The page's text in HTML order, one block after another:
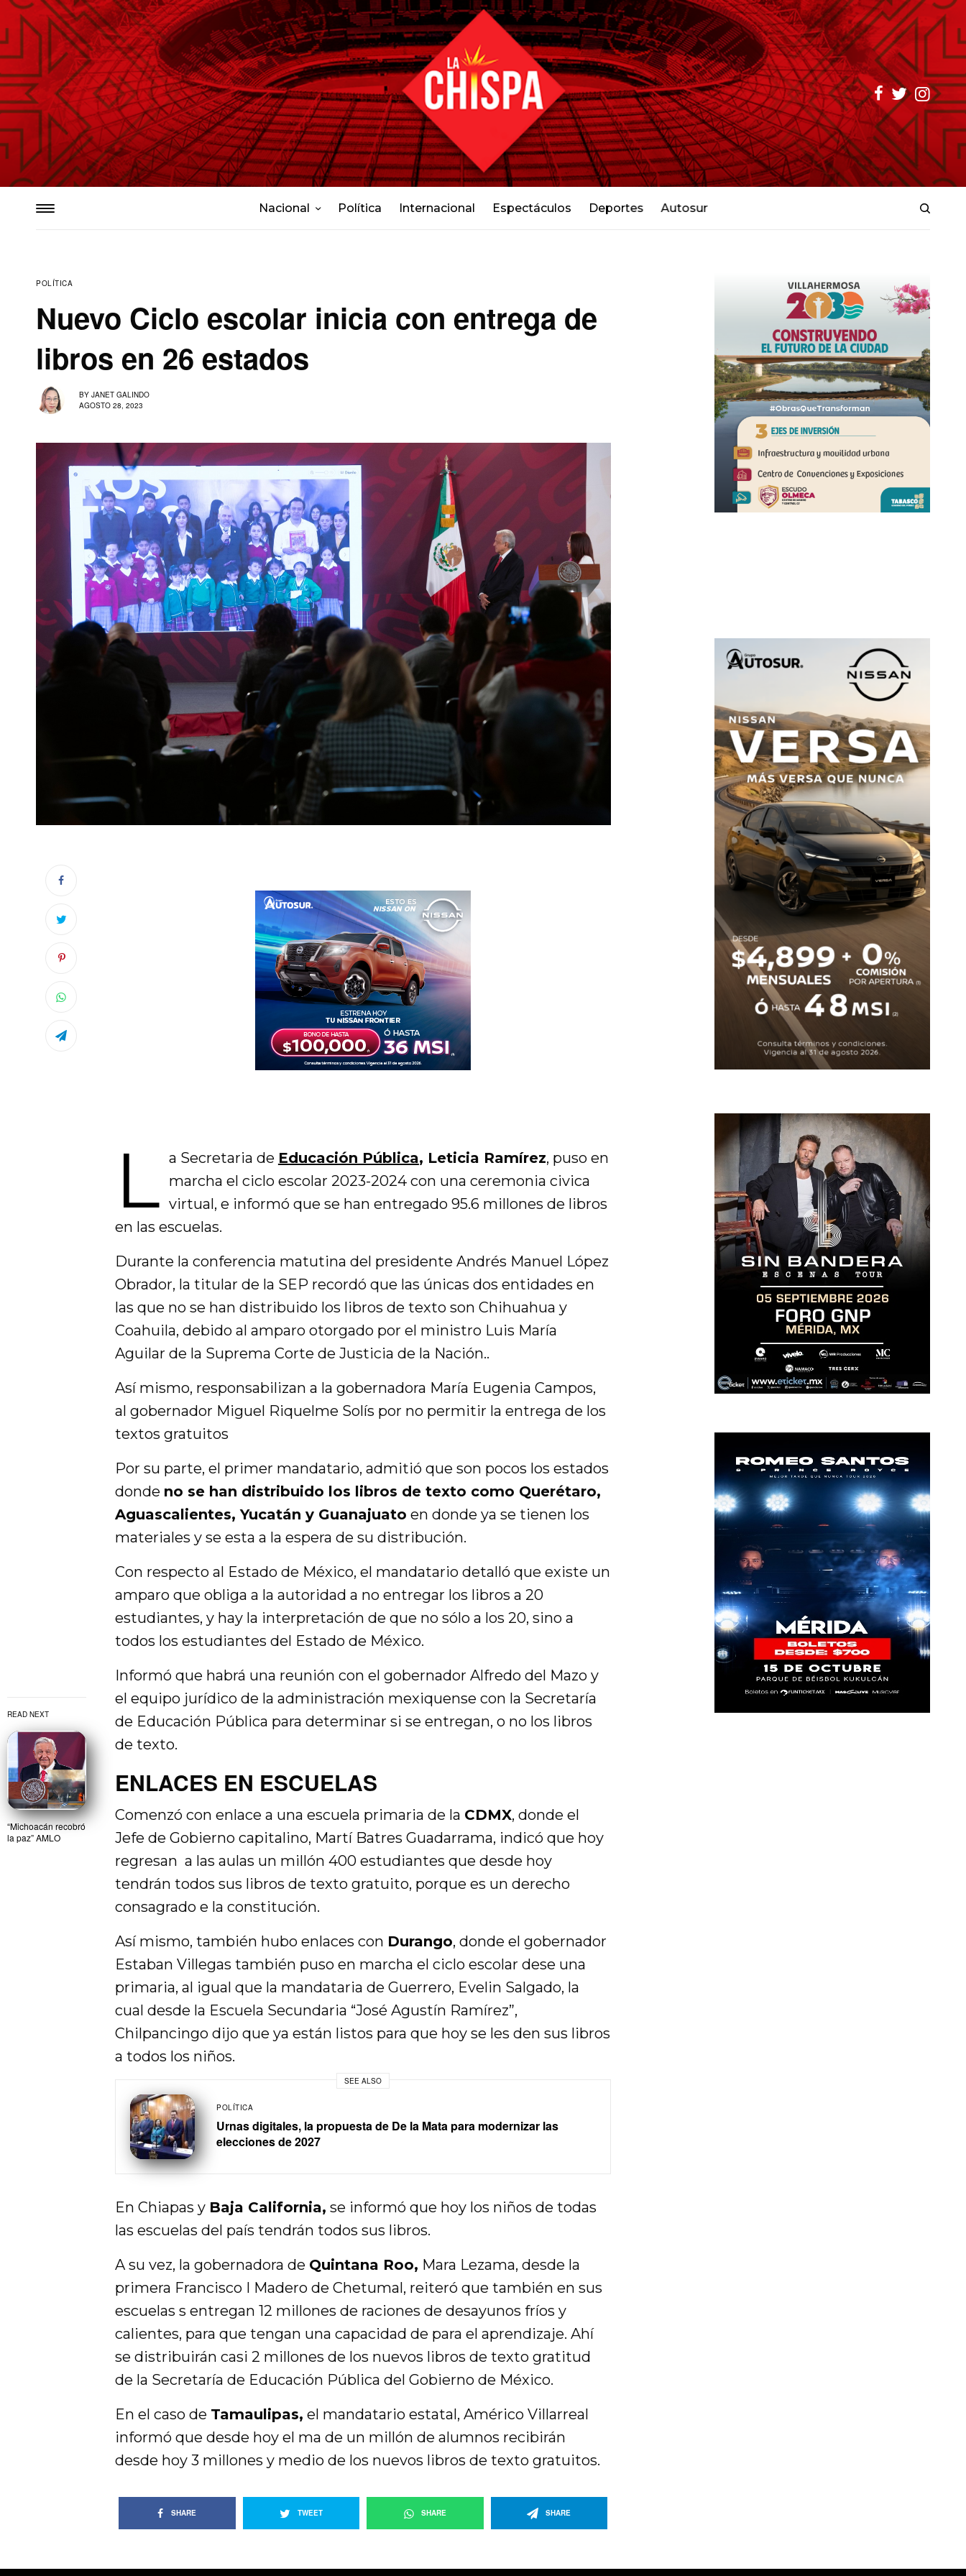
Nacional Política Internacional Espectáculos Deportes Autosur
POLÍTICA
Nuevo Ciclo escolar inicia con entrega de
libros en 26 estados
BY JANET GALINDO
AGOSTO 28, 2023
READ NEXT
“Michoacán recobró
la paz” AMLO
L a Secretaria de Educación Pública, Leticia Ramírez, puso en
marcha el ciclo escolar 2023-2024 con una ceremonia civica
virtual, e informó que se han entregado 95.6 millones de libros
en las escuelas.
Durante la conferencia matutina del presidente Andrés Manuel López
Obrador, la titular de la SEP recordó que las únicas dos entidades en
las que no se han distribuido los libros de texto son Chihuahua y
Coahuila, debido al amparo otorgado por el ministro Luis María
Aguilar de la Suprema Corte de Justicia de la Nación..
Así mismo, responsabilizan a la gobernadora María Eugenia Campos,
al gobernador Miguel Riquelme Solís por no permitir la entrega de los
textos gratuitos
Por su parte, el primer mandatario, admitió que son pocos los estados
donde no se han distribuido los libros de texto como Querétaro,
Aguascalientes, Yucatán y Guanajuato en donde ya se tienen los
materiales y se esta a la espera de su distribución.
Con respecto al Estado de México, el mandatario detalló que existe un
amparo que obliga a la autoridad a no entregar los libros a 20
estudiantes, y hay la interpretación de que no sólo a los 20, sino a
todos los estudiantes del Estado de México.
Informó que habrá una reunión con el gobernador Alfredo del Mazo y
el equipo jurídico de la administración mexiquense con la Secretaría
de Educación Pública para determinar si se entregan, o no los libros
de texto.
ENLACES EN ESCUELAS
Comenzó con enlace a una escuela primaria de la CDMX, donde el
Jefe de Gobierno capitalino, Martí Batres Guadarrama, indicó que hoy
regresan a las aulas un millón 400 estudiantes que desde hoy
tendrán todos sus libros de texto gratuito, porque es un derecho
consagrado e la constitución.
Así mismo, también hubo enlaces con Durango, donde el gobernador
Estaban Villegas también puso en marcha el ciclo escolar dese una
primaria, al igual que la mandataria de Guerrero, Evelin Salgado, la
cual desde la Escuela Secundaria “José Agustín Ramírez”,
Chilpancingo dijo que ya están listos para que hoy se les den sus libros
a todos los niños.
SEE ALSO
POLÍTICA
Urnas digitales, la propuesta de De la Mata para modernizar las
elecciones de 2027
En Chiapas y Baja California, se informó que hoy los niños de todas
las escuelas del país tendrán todos sus libros.
A su vez, la gobernadora de Quintana Roo, Mara Lezama, desde la
primera Francisco I Madero de Chetumal, reiteró que también en sus
escuelas s entregan 12 millones de raciones de desayunos fríos y
calientes, para que tengan una capacidad de para el aprendizaje. Ahí
se distribuirán casi 2 millones de los nuevos libros de texto gratitud
de la Secretaría de Educación Pública del Gobierno de México.
En el caso de Tamaulipas, el mandatario estatal, Américo Villarreal
informó que desde hoy el ma de un millón de alumnos recibirán
desde hoy 3 millones y medio de los nuevos libros de texto gratuitos.
SHARE TWEET SHARE SHARE